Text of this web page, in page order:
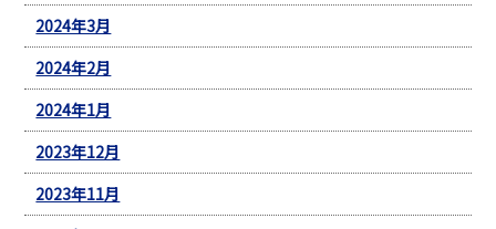
2024年3月
2024年2月
2024年1月
2023年12月
2023年11月